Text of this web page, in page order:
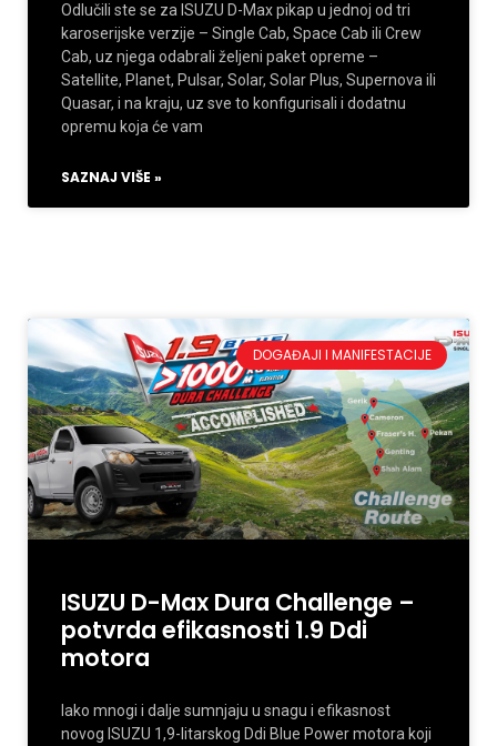
Odlučili ste se za ISUZU D-Max pikap u jednoj od tri
karoserijske verzije – Single Cab, Space Cab ili Crew
Cab, uz njega odabrali željeni paket opreme –
Satellite, Planet, Pulsar, Solar, Solar Plus, Supernova ili
Quasar, i na kraju, uz sve to konfigurisali i dodatnu
opremu koja će vam
SAZNAJ VIŠE »
DOGAĐAJI I MANIFESTACIJE
ISUZU D-Max Dura Challenge –
potvrda efikasnosti 1.9 Ddi
motora
Iako mnogi i dalje sumnjaju u snagu i efikasnost
novog ISUZU 1,9-litarskog Ddi Blue Power motora koji